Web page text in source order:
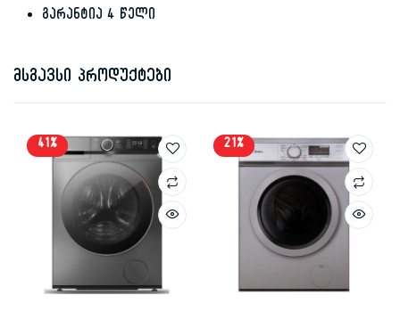
გარანტია 4 წელი
მსგავსი პროდუქტები
41% 21%